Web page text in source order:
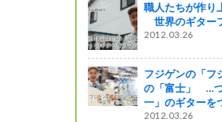
職人たちが作り上
世界のギターフ
2012.03.26
フジゲンの「フジ
の「富士」 …つ
一」のギターをつ
2012.03.26